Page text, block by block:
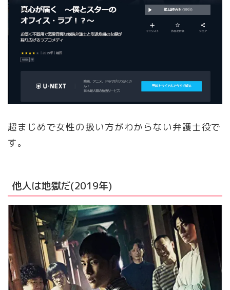
超まじめで女性の扱い方がわからない弁護士役で
す。
他人は地獄だ(2019年)